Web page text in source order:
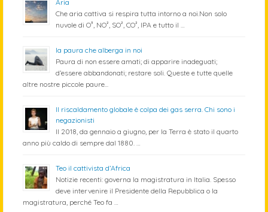
Aria
Che aria cattiva si respira tutta intorno a noi.Non solo
nuvole di O³, NO², SO², CO², IPA e tutto il …
la paura che alberga in noi
Paura di non essere amati; di apparire inadeguati;
d’essere abbandonati; restare soli. Queste e tutte quelle
altre nostre piccole paure...
Il riscaldamento globale è colpa dei gas serra. Chi sono i
negazionisti
Il 2018, da gennaio a giugno, per la Terra è stato il quarto
anno più caldo di sempre dal 1880. …
Teo il cattivista d’Africa
Notizie recenti: governa la magistratura in Italia. Spesso
deve intervenire il Presidente della Repubblica o la
magistratura, perché Teo fa …